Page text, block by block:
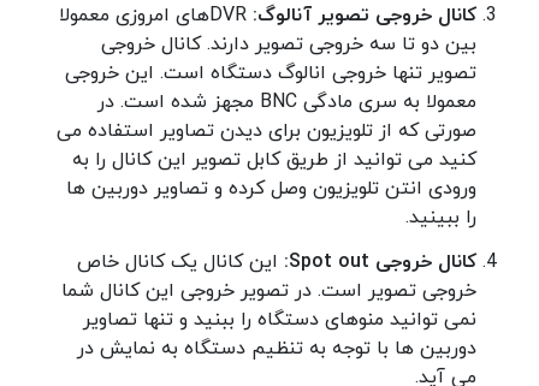
کانال خروجی تصویر آنالوگ:
DVRهای امروزی معمولا
بین دو تا سه خروجی تصویر دارند. کانال خروجی
تصویر تنها خروجی انالوگ دستگاه است. این خروجی
معمولا به سری مادگی BNC مجهز شده است. در
صورتی که از تلویزیون برای دیدن تصاویر استفاده می
کنید می توانید از طریق کابل تصویر این کانال را به
ورودی انتن تلویزیون وصل کرده و تصاویر دوربین ها
را ببینید.
کانال خروجی Spot out:
این کانال یک کانال خاص
خروجی تصویر است. در تصویر خروجی این کانال شما
نمی توانید منوهای دستگاه را ببنید و تنها تصاویر
دوربین ها با توجه به تنظیم دستگاه به نمایش در
می آید.